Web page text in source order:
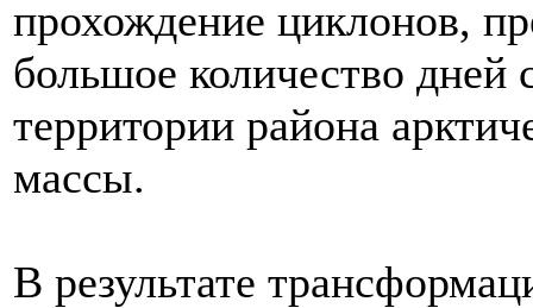
прохождение циклонов,
большое количество дней
территории района
массы.
В результате